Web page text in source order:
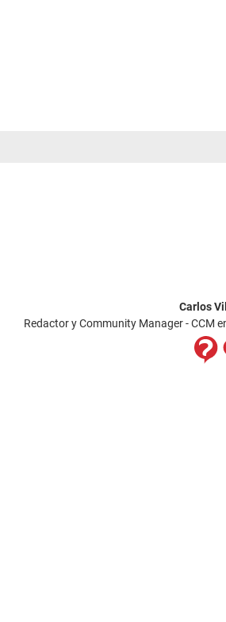
Carlos
Redactor y Community Manager - CCM